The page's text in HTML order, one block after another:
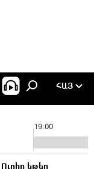
ՀԱՅ
19:00
Ուղիղ եթեր